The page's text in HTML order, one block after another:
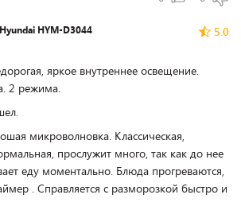
5.0
HYM-D3044
яркое внутреннее освещение.
2 режима.
микроволновка. Классическая,
прослужит много, так как до нее
еду моментально. Блюда прогреваются,
. Справляется с разморозкой быстро и